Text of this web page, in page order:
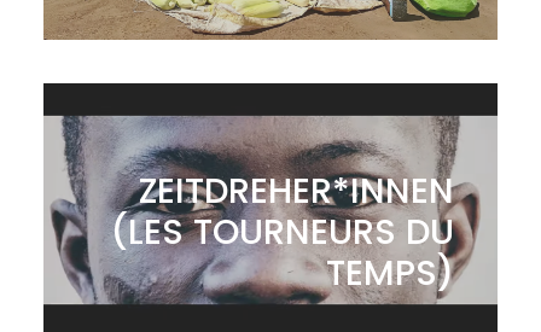
ZEITDREHER*INNEN
(LES TOURNEURS DU
TEMPS)